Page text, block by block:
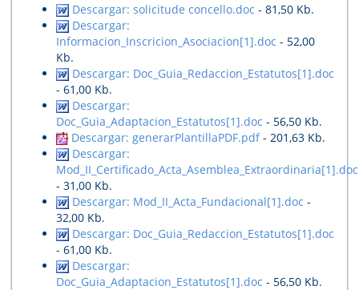
Descargar: solicitude concello.doc - 81,50 Kb.
Descargar:
Informacion_Inscricion_Asociacion[1].doc - 52,00
Kb.
Descargar: Doc_Guia_Redaccion_Estatutos[1].doc
- 61,00 Kb.
Descargar:
Doc_Guia_Adaptacion_Estatutos[1].doc - 56,50 Kb.
Descargar: generarPlantillaPDF.pdf- 201,63 Kb.
Descargar:
Mod_II_Certificado_Acta_Asemblea_Extraordinaria[1].doc
- 31,00 Kb.
Descargar: Mod_II_Acta_Fundacional[1].doc -
32,00 Kb.
Descargar: Doc_Guia_Redaccion_Estatutos[1].doc
- 61,00 Kb.
Descargar:
Doc_Guia_Adaptacion_Estatutos[1].doc - 56,50 Kb.